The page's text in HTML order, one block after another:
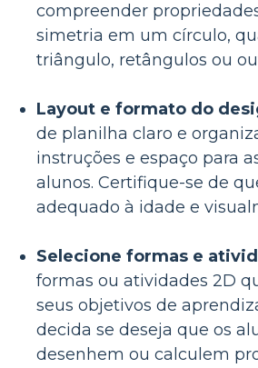
compreender
simetria em um círculo,
triângulo, retângulos ou
Layout e formato do
de planilha claro e
instruções e espaço para
alunos. Certifique-se de
adequado à idade e
Selecione formas e
formas ou atividades 2D
seus objetivos de
decida se deseja que os
desenhem ou calculem